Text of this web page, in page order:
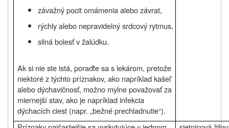
závažný pocit omámenia alebo závrat,
rýchly alebo nepravidelný srdcový rytmus,
silná bolesť v žalúdku.
Ak si nie ste istá, poraďte sa s lekárom, pretože
niektoré z týchto príznakov, ako napríklad kašeľ
alebo dýchavičnosť, možno mylne považovať za
miernejší stav, ako je napríklad infekcia
dýchacích ciest (napr. „bežné prechladnutie“).